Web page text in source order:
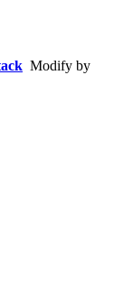
Modify by